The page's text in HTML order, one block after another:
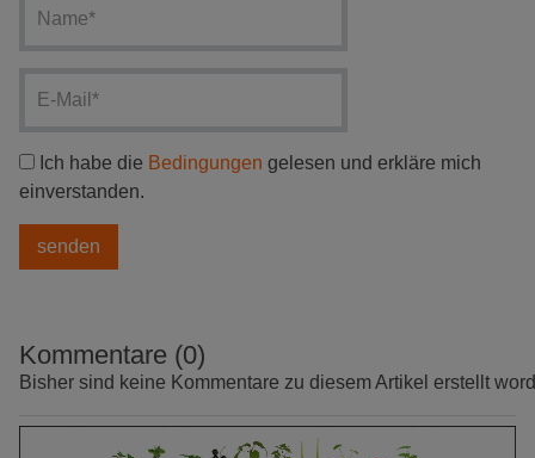
Ich habe die Bedingungen gelesen und erkläre mich
einverstanden.
Kommentare (0)
Bisher sind keine Kommentare zu diesem Artikel erstellt